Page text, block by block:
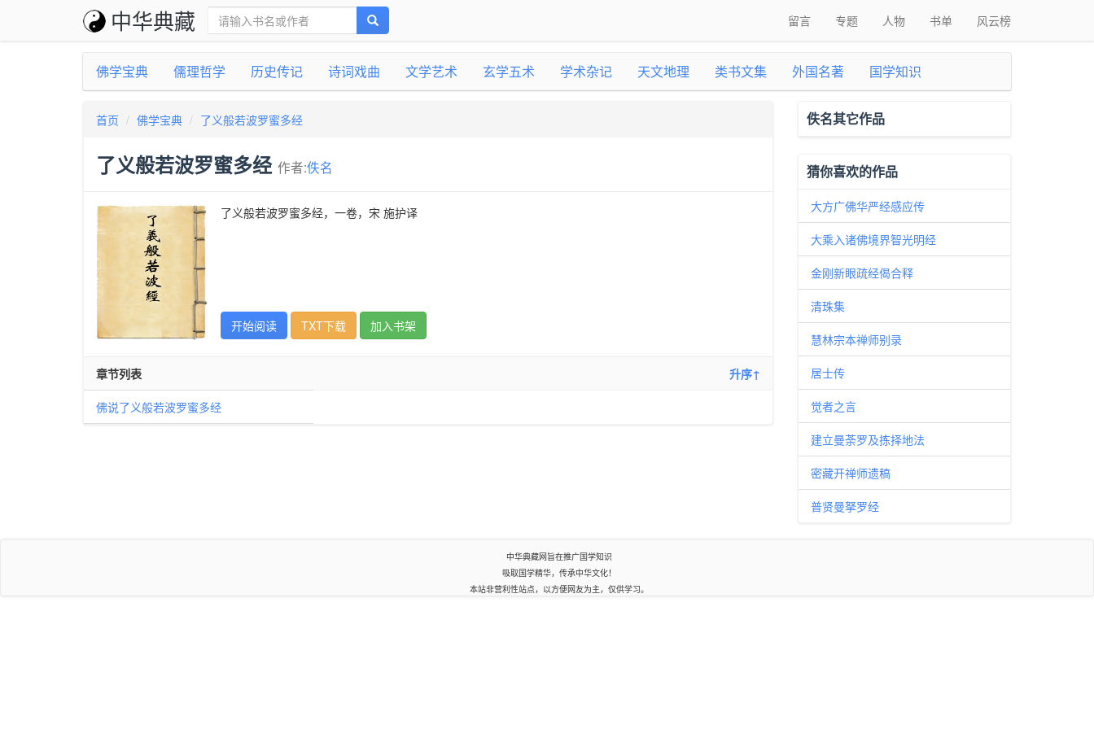
中华典藏 留言 专题 人物 书单 风云榜
佛学宝典 儒理哲学 历史传记 诗词戏曲 文学艺术 玄学五术 学术杂记 天文地理 类书文集 外国名著 国学知识
首页 佛学宝典 了义般若波罗蜜多经
了义般若波罗蜜多经 作者:佚名
了义般若波罗蜜多经，一卷，宋 施护译
开始阅读 TXT下载 加入书架
章节列表 升序↑
佛说了义般若波罗蜜多经
佚名其它作品
猜你喜欢的作品
大方广佛华严经感应传
大乘入诸佛境界智光明经
金刚新眼疏经偈合释
清珠集
慧林宗本禅师别录
居士传
觉者之言
建立曼荼罗及拣择地法
密藏开禅师遗稿
普贤曼拏罗经
中华典藏网旨在推广国学知识
吸取国学精华，传承中华文化！
本站非营利性站点，以方便网友为主，仅供学习。